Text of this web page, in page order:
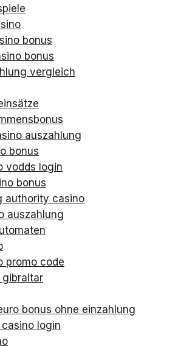
bonus
bonus
vergleich
auszahlung
bonus
vodds login
bonus
authority casino
auszahlung
promo code
gibraltar
bonus ohne einzahlung
login